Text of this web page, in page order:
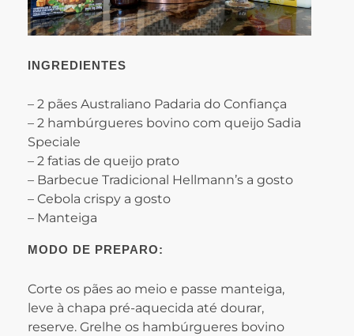
INGREDIENTES
– 2 pães Australiano Padaria do Confiança
– 2 hambúrgueres bovino com queijo Sadia
Speciale
– 2 fatias de queijo prato
– Barbecue Tradicional Hellmann’s a gosto
– Cebola crispy a gosto
– Manteiga
MODO DE PREPARO:
Corte os pães ao meio e passe manteiga,
leve à chapa pré-aquecida até dourar,
reserve. Grelhe os hambúrgueres bovino